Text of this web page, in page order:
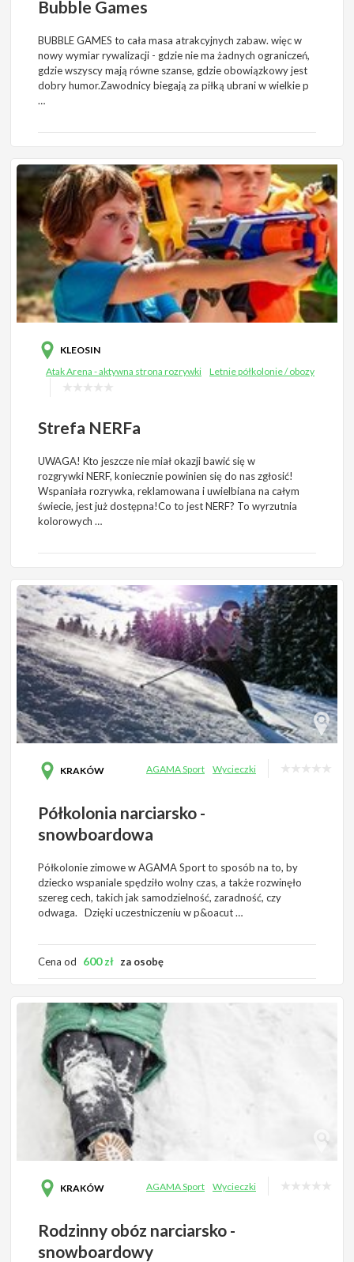
Bubble Games
BUBBLE GAMES to cała masa atrakcyjnych zabaw. więc w
nowy wymiar rywalizacji - gdzie nie ma żadnych ograniczeń,
gdzie wszyscy mają równe szanse, gdzie obowiązkowy jest
dobry humor.Zawodnicy biegają za piłką ubrani w wielkie p
…
KLEOSIN
Atak Arena - aktywna strona rozrywki
Letnie półkolonie / obozy
Strefa NERFa
UWAGA! Kto jeszcze nie miał okazji bawić się w
rozgrywki NERF, koniecznie powinien się do nas zgłosić!
Wspaniała rozrywka, reklamowana i uwielbiana na całym
świecie, jest już dostępna!Co to jest NERF? To wyrzutnia
kolorowych …
KRAKÓW AGAMA Sport Wycieczki
Półkolonia narciarsko -
snowboardowa
Półkolonie zimowe w AGAMA Sport to sposób na to, by
dziecko wspaniale spędziło wolny czas, a także rozwinęło
szereg cech, takich jak samodzielność, zaradność, czy
odwaga. Dzięki uczestniczeniu w p&oacut …
Cena od 600zł za osobę
KRAKÓW AGAMA Sport Wycieczki
Rodzinny obóz narciarsko -
snowboardowy